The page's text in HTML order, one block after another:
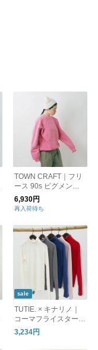
TOWN CRAFT｜フリ
ース 90s ピグメント
クルーネック スウェ
ット 長袖シャツ トレ
ーナー tc25f020-yo ク
リスマス
6,930円
再入荷待ち
sale
TUTIE. × キナリノ｜
コーマフライスタート
ルネックプルオーバー
【キナリノ別注】長袖
3,234円